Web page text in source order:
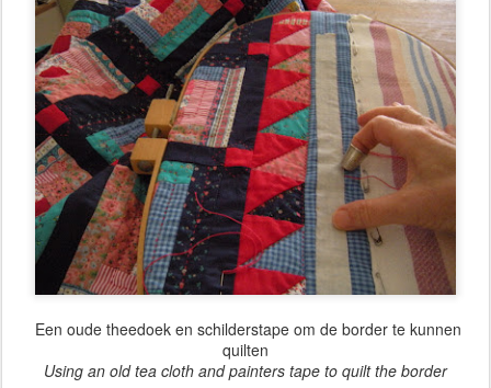
Een oude theedoek en schilderstape om de border te kunnen
quilten
Using an old tea cloth and painters tape to quilt the border